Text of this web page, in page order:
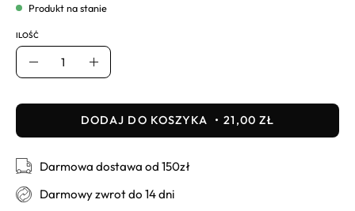
Produkt na stanie
ILOŚĆ
Ilość
Dodaj
DODAJ DO KOSZYKA 21,00 ZŁ
Darmowa dostawa od 150zł
Darmowy zwrot do 14 dni